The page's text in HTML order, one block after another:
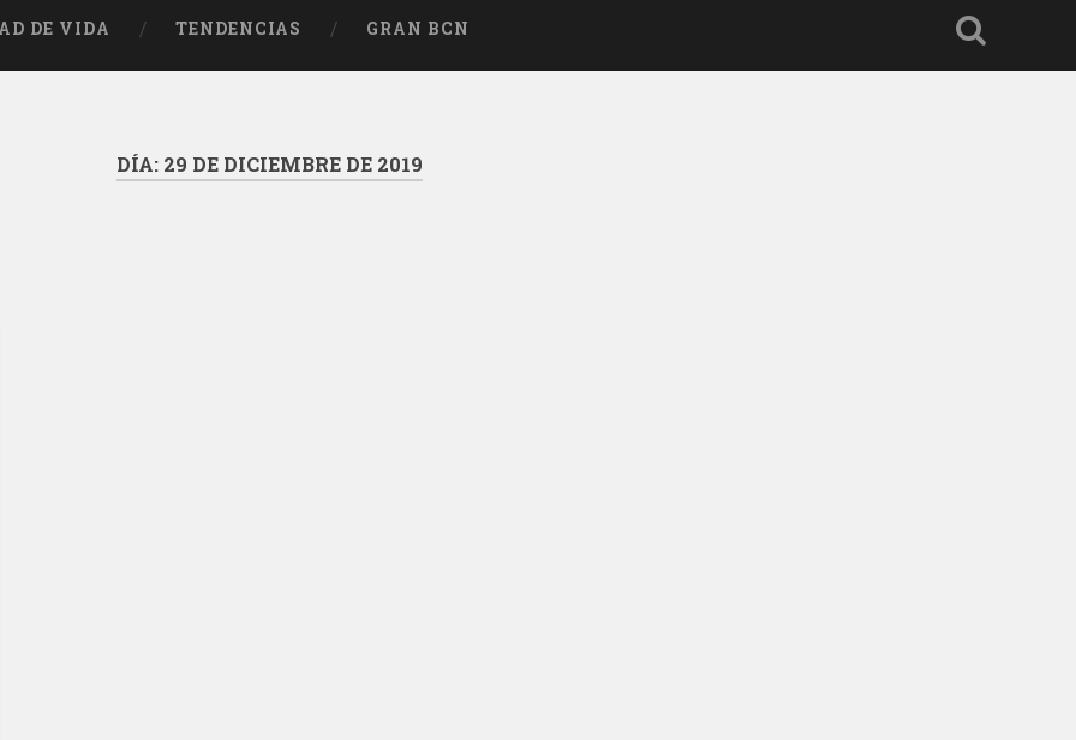
DE VIDA TENDENCIAS GRAN BCN
DÍA: 29 DE DICIEMBRE DE 2019